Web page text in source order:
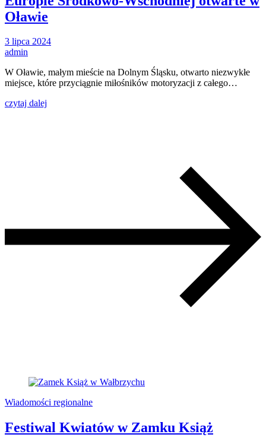
Oławie
3 lipca 2024
admin
W Oławie, małym mieście na Dolnym Śląsku, otwarto niezwykłe
miejsce, które przyciągnie miłośników motoryzacji z całego…
czytaj dalej
Wiadomości regionalne
Festiwal Kwiatów w Zamku Książ